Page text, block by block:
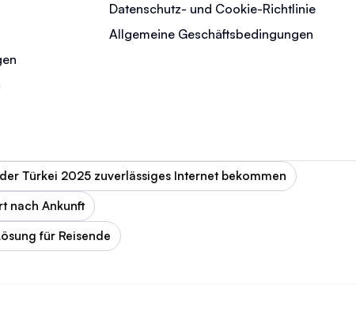
Datenschutz- und Cookie-Richtlinie
Allgemeine Geschäftsbedingungen
Türkei 2025 zuverlässiges Internet bekommen
nach Ankunft
für Reisende